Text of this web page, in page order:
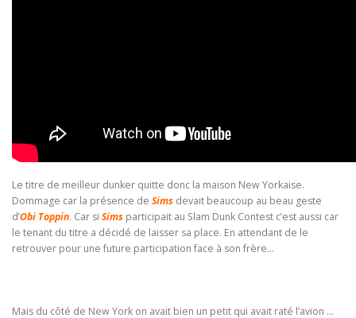
Le titre de meilleur dunker quitte donc la maison New Yorkaise.
Dommage car la présence de Sims devait beaucoup au beau geste
d’Obi Toppin. Car si Sims participait au Slam Dunk Contest c’est aussi car
le tenant du titre a décidé de laisser sa place. En attendant de le
retrouver pour une future participation face à son frère…
Mais du côté de New York on avait bien un petit qui avait raté l’avion …